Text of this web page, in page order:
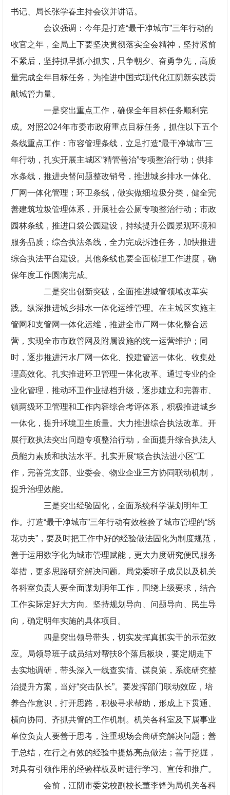
书记、局长张学春主持会议并讲话。
会议强调：今年是打造“最干净城市”三年行动的
收官之年，全局上下要坚决贯彻落实全会精神，坚持紧前
不紧后，坚持抓早抓小抓实，只争朝夕、奋勇争先，高质
量完成全年目标任务，为推进中国式现代化江阴新实践贡
献城管力量。
一是突出重点工作，确保全年目标任务顺利完
成。对照2024年市委市政府重点目标任务，抓住以下五个
条线重点工作：市容管理条线，立足打造“最干净城市”三
年行动，扎实开展主城区“精管善治”专项整治行动；供排
水条线，推进央督问题整改销号，推进城乡排水一体化、
厂网一体化管理；环卫条线，做实做细垃圾分类，健全完
善建筑垃圾管理体系，开展社会公厕专项整治行动；市政
园林条线，推进口袋公园建设，持续提升公园景观环境和
服务品质；综合执法条线，全力完成拆违任务，加快推进
综合执法平台建设。其他条线也要全面梳理工作进度，确
保年度工作圆满完成。
二是突出创新突破，全面推进城管领域改革实
践。纵深推进城乡排水一体化运维管理。在主城区实施主
管网和支管网一体化运维，推进全市厂网一体化整合运
营，实现全市市政管网及附属设施的统一运营维护；同
时，逐步推进污水厂网一体化、投建管运一体化、收集处
理高效化。扎实推进环卫管理一体化改革。通过专业的企
业化管理，推动环卫作业提档升级，逐步建立和完善市、
镇两级环卫管理和工作内容综合考评体系，积极推进城乡
一体化，提升环境卫生质量。大力推进综合执法改革。开
展行政执法突出问题专项整治行动，全面提升综合执法人
员能力素质和执法水平。扎实开展“联合执法进小区”工
作，完善党支部、业委会、物业企业三方协同联动机制，
提升治理效能。
三是突出经验固化，全面系统科学谋划明年工
作。打造“最干净城市”三年行动有效检验了城市管理的“绣
花功夫”，要及时把工作中好的经验做法固化为制度规范，
善于运用数字化为城市管理赋能，更大力度研究便民服务
举措，更多思路研究解决问题。局党委班子成员以及机关
各科室负责人要全面谋划明年工作，围绕上级要求，结合
工作实际定好大方向。坚持规划导向、问题导向、民生导
向，确定明年实施的具体项目。
四是突出领导带头，切实发挥真抓实干的示范效
应。局领导班子成员结对帮扶8个落后板块，要定期走下
去实地调研，带头深入一线查实情、谋良策，系统研究整
治提升方案，当好“突击队长”。要发挥部门联动效应，培
养合作意识，打开思路，积极寻求帮助，形成上下贯通、
横向协同、齐抓共管的工作机制。机关各科室及下属事业
单位负责人要善于思考，注重现场会商研究解决问题；善
于总结，在行之有效的经验中提炼亮点做法；善于挖掘，
对具有引领作用的经验样板及时进行学习、宣传和推广。
会前，江阴市委党校副校长董李锋为局机关各科